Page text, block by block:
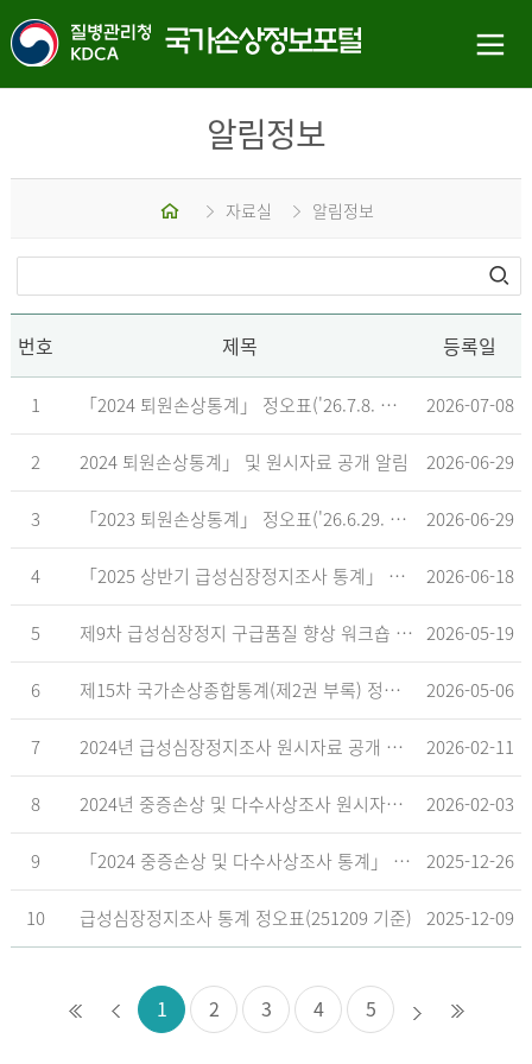
알림정보
홈 자료실 알림정보
번호 제목 등록일
1 「2024 퇴원손상통계」 정오표('26.7.8. 기준) 2026-07-08
2 2024 퇴원손상통계」 및 원시자료 공개 알림 2026-06-29
3 「2023 퇴원손상통계」 정오표('26.6.29. 기준) 2026-06-29
4 「2025 상반기 급성심장정지조사 통계」 공표 2026-06-18
5 제9차 급성심장정지 구급품질 향상 워크숍 개최 안내 2026-05-19
6 제15차 국가손상종합통계(제2권 부록) 정오표('26.5.18. 기준) 2026-05-06
7 2024년 급성심장정지조사 원시자료 공개 알림 2026-02-11
8 2024년 중증손상 및 다수사상조사 원시자료 공개 알림 2026-02-03
9 「2024 중증손상 및 다수사상조사 통계」 공표 2025-12-26
10 급성심장정지조사 통계 정오표(251209 기준) 2025-12-09
1 2 3 4 5